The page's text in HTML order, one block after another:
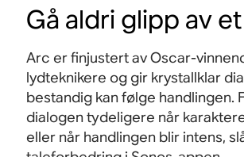
Gå aldri glipp av
Arc er finjustert av Oscar-
lydteknikere og gir krystallklar
bestandig kan følge handlingen.
dialogen tydeligere når
eller når handlingen blir intens,